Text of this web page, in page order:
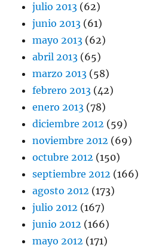
julio 2013 (62)
junio 2013 (61)
mayo 2013 (62)
abril 2013 (65)
marzo 2013 (58)
febrero 2013 (42)
enero 2013 (78)
diciembre 2012 (59)
noviembre 2012 (69)
octubre 2012 (150)
septiembre 2012 (166)
agosto 2012 (173)
julio 2012 (167)
junio 2012 (166)
mayo 2012 (171)